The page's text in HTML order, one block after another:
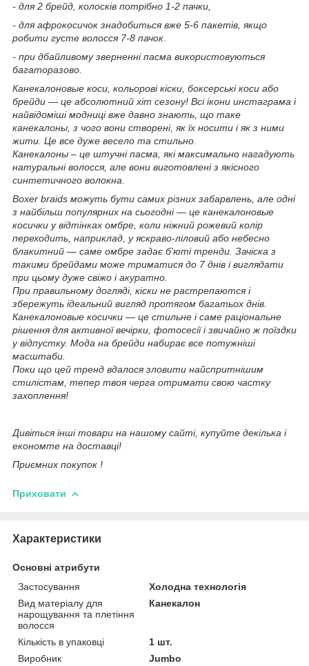
- для 2 брейд, колосків потрібно 1-2 пачки,
- для афрокосичок знадобиться вже 5-6 пакетів, якщо
робити густе волосся 7-8 пачок.
- при дбайливому зверненні пасма використовуються
багаторазово.
Канекалоновые коси, кольорові кіски, боксерські коси або
брейди — це абсолютний хіт сезону! Всі ікони инстаграма і
найвідоміші модниці вже давно знають, що таке
канекалоны, з чого вони створені, як їх носити і як з ними
жити. Це все дуже весело та стильно.
Канекалоны – це штучні пасма, які максимально нагадують
натуральні волосся, але вони виготовлені з якісного
синтетичного волокна.
Boxer braids можуть бути самих різних забарвлень, але одні
з найбільш популярних на сьогодні — це канекалоновые
косички у відтінках омбре, коли ніжний рожевий колір
переходить, наприклад, у яскраво-ліловий або небесно
блакитний — саме омбре задає б'юті тренди. Зачіска з
такими брейдами може триматися до 7 днів і виглядати
при цьому дуже свіжо і акуратно.
При правильному догляді, кіски не растрепаются і
збережуть ідеальний вигляд протягом багатьох днів.
Канекалоновые косички — це стильне і саме раціональне
рішення для активної вечірки, фотосесії і звичайно ж поїздки
у відпустку. Мода на брейди набирає все потужніші
масштаби.
Поки що цей тренд вдалося зловити найспритнішим
стилістам, тепер твоя черга отримати свою частку
захоплення!
Дивіться інші товари на нашому сайті, купуйте декілька і
економте на доставці!
Приємних покупок !
Приховати
Характеристики
Основні атрибути
Застосування
Холодна технологія
Вид матеріалу для
нарощування та плетіння
волосся
Канекалон
Кількість в упаковці
1 шт.
Виробник
Jumbo